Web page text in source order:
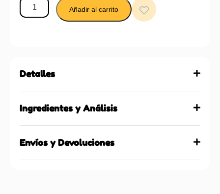
Añadir al carrito
Detalles
Ingredientes y Análisis
Envíos y Devoluciones